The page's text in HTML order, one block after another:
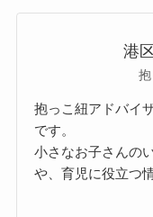
港
抱っこ紐アドバイ
です。
小さなお子さんの
や、育児に役立つ